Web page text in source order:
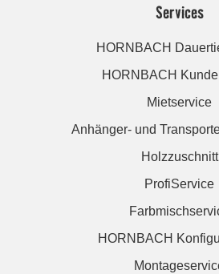
Services
HORNBACH
HORNBACH
Mietservice
Anhänger- und
Holzzuschnitt
ProfiService
HORNBACH